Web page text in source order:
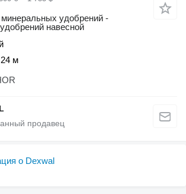
удобрений -
навесной
24 м
о Dexwal